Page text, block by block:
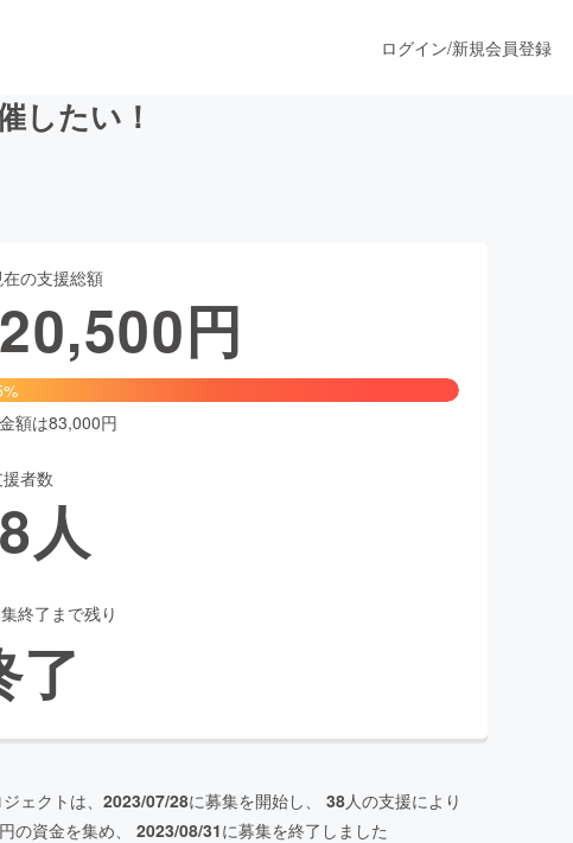
ファッション
スケア
ログイン/新規会員登録
したい！
の支援総額
円
額は83,000円
者数
人
終了まで残り
了
ェクトは、 2023/07/28に募集を開始し、 38人の支援により
円の資金を集め、 2023/08/31に募集を終了しました